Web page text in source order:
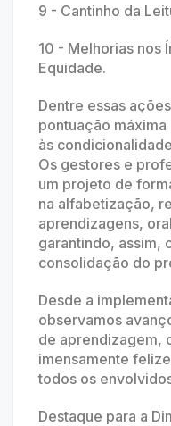
9 - Cantinho da
10 - Melhorias nos
Equidade.
Dentre essas
pontuação
às
Os gestores e
um projeto de
na alfabetização,
aprendizagens,
garantindo, assim,
consolidação do
Desde a
observamos
de aprendizagem,
imensamente
todos os
Destaque para a